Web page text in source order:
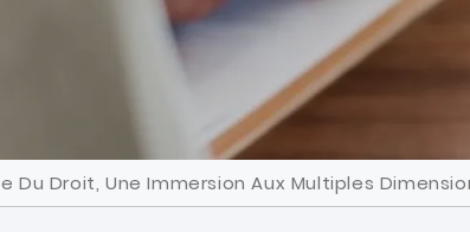
Du Droit, Une Immersion Aux Multiples